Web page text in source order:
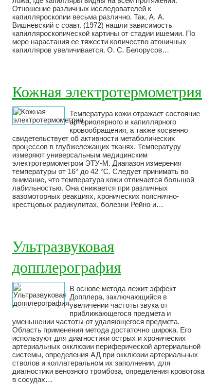
Отношение различных исследователей к
капилляроскопии весьма различно. Так, А. А.
Вишневский с соавт. (1972) нашли зависимость
капилляроскопической картины от стадии ишемии. По
мере нарастания ее тяжести количество атоничных
капилляров увеличивается. О. С. Белорусов…
Кожная электротермометрия
Температура кожи отражает состояние
артериолярного и капиллярного
кровообращения, а также косвенно
свидетельствует об активности метаболических
процессов в глубжележащих тканях. Температуру
измеряют универсальным медицинским
электротермометром ЭТУ-М. Диапазон измерения
температуры от 16° до 42 °С. Следует принимать во
внимание, что температура кожи отличается большой
лабильностью. Она снижается при различных
вазомоторных реакциях, хронических пояснично-
крестцовых радикулитах, болезни Рейно и…
Ультразвуковая
допплерография
В основе метода лежит эффект
Допплера, заключающийся в
увеличении частоты звука от
приближающегося предмета и
уменьшении частоты от удаляющегося предмета.
Область применения метода достаточно широка. Его
используют для диагностики острых и хронических
артериальных окклюзии периферической артериальной
системы, определения АД при окклюзии артериальных
стволов и коллатеральном их заполнении, для
диагностики венозного тромбоза, определения кровотока
в сосудах…